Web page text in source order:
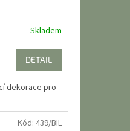
Skladem
DETAIL
dekorace pro
Kód: 439/BIL